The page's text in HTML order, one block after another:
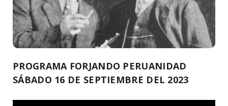
PROGRAMA FORJANDO PERUANIDAD
SÁBADO 16 DE SEPTIEMBRE DEL 2023